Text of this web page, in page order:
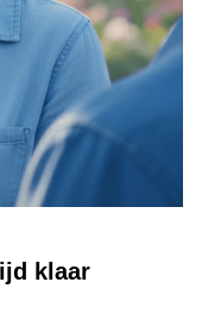
klaar